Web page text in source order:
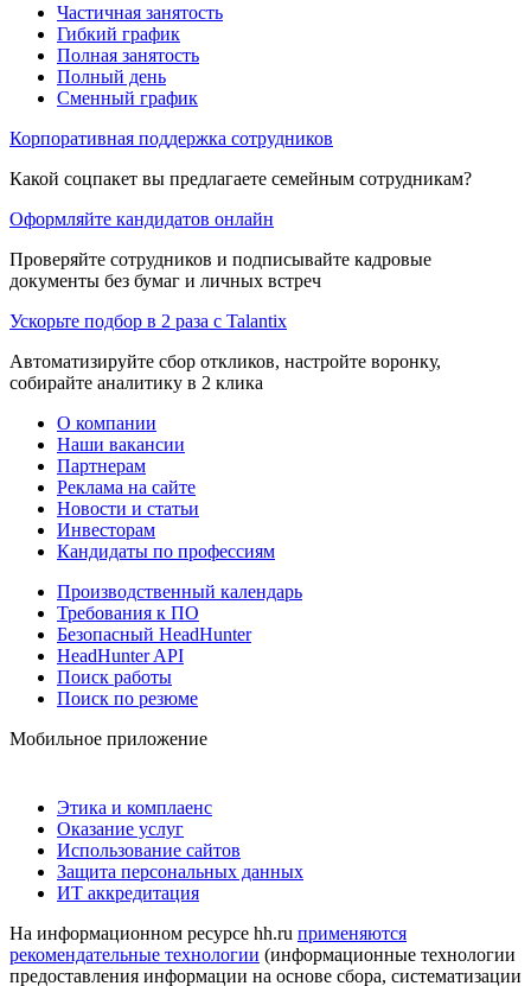
Частичная занятость
Гибкий график
Полная занятость
Полный день
Сменный график
Корпоративная поддержка сотрудников
Какой соцпакет вы предлагаете семейным сотрудникам?
Оформляйте кандидатов онлайн
Проверяйте сотрудников и подписывайте кадровые
документы без бумаг и личных встреч
Ускорьте подбор в 2 раза с Talantix
Автоматизируйте сбор откликов, настройте воронку,
собирайте аналитику в 2 клика
О компании
Наши вакансии
Партнерам
Реклама на сайте
Новости и статьи
Инвесторам
Кандидаты по профессиям
Производственный календарь
Требования к ПО
Безопасный HeadHunter
HeadHunter API
Поиск работы
Поиск по резюме
Мобильное приложение
Этика и комплаенс
Оказание услуг
Использование сайтов
Защита персональных данных
ИТ аккредитация
На информационном ресурсе hh.ru применяются
рекомендательные технологии (информационные технологии
предоставления информации на основе сбора, систематизации